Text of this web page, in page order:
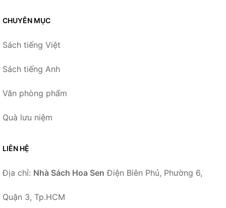
CHUYÊN MỤC
Sách tiếng Việt
Sách tiếng Anh
Văn phòng phẩm
Quà lưu niệm
LIÊN HỆ
Địa chỉ: Nhà Sách Hoa Sen Điện Biên Phủ, Phường 6,
Quận 3, Tp.HCM